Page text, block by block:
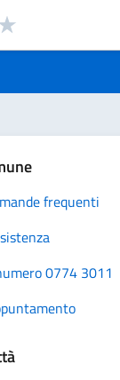
pagina
5 stelle su 5
4 stelle su 5
su 5
su 5
5
frequenti
0774 3011